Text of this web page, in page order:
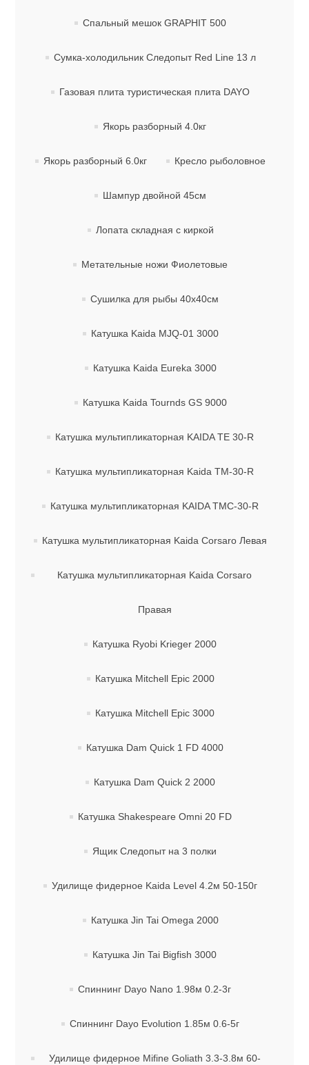
Спальный мешок GRAPHIT 500
Сумка-холодильник Следопыт Red Line 13 л
Газовая плита туристическая плита DAYO
Якорь разборный 4.0кг
Якорь разборный 6.0кг Кресло рыболовное
Шампур двойной 45см
Лопата складная с киркой
Метательные ножи Фиолетовые
Сушилка для рыбы 40х40см
Катушка Kaida MJQ-01 3000
Катушка Kaida Eureka 3000
Катушка Kaida Tournds GS 9000
Катушка мультипликаторная KAIDA TE 30-R
Катушка мультипликаторная Kaida TM-30-R
Катушка мультипликаторная KAIDA TMC-30-R
Катушка мультипликаторная Kaida Сorsaro Левая
Катушка мультипликаторная Kaida Сorsaro
Правая
Катушка Ryobi Krieger 2000
Катушка Mitchell Epiс 2000
Катушка Mitchell Epiс 3000
Катушка Dam Quick 1 FD 4000
Катушка Dam Quick 2 2000
Катушка Shakespeare Omni 20 FD
Ящик Следопыт на 3 полки
Удилище фидерное Kaida Level 4.2м 50-150г
Катушка Jin Tai Omega 2000
Катушка Jin Tai Bigfish 3000
Спиннинг Dayo Nano 1.98м 0.2-3г
Спиннинг Dayo Evolution 1.85м 0.6-5г
Удилище фидерное Mifine Goliath 3.3-3.8м 60-